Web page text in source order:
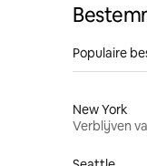
Populaire
New York
Verblijven